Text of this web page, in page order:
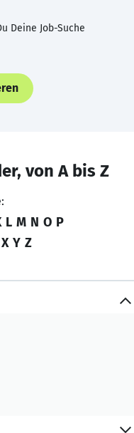
Deine Job-Suche
von A bis Z
L M N O P
X Y Z